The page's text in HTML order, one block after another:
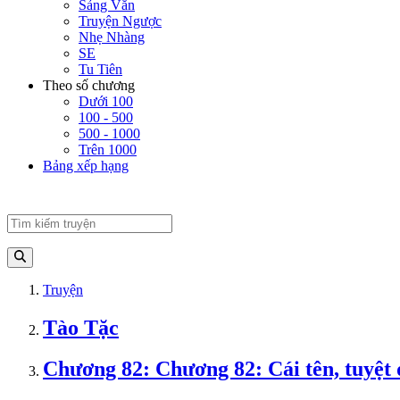
Sảng Văn
Truyện Ngược
Nhẹ Nhàng
SE
Tu Tiên
Theo số chương
Dưới 100
100 - 500
500 - 1000
Trên 1000
Bảng xếp hạng
Truyện
Tào Tặc
Chương 82: Chương 82: Cái tên, tuyệt